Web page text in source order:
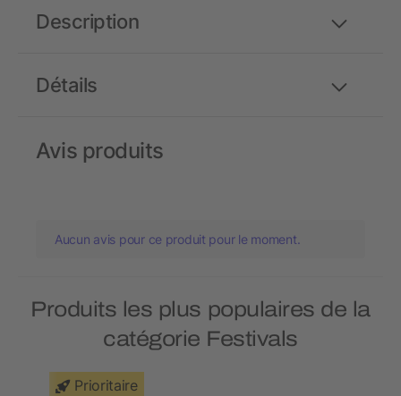
Détails
Description
Avis produits
Aucun avis pour ce produit pour le moment.
Produits les plus populaires de la
catégorie Festivals
Prioritaire